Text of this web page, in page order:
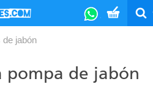
de jabón
pompa de jabón